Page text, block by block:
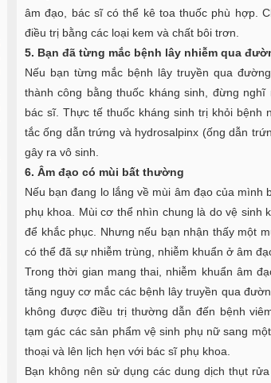
âm đạo, bác sĩ có thể kê toa thuốc phù hợp.
điều trị bằng các loại kem và chất bôi trơn.
5. Bạn đã từng mắc bệnh lây nhiễm qua
Nếu bạn từng mắc bệnh lây truyền qua
thành công bằng thuốc kháng sinh, đừng
bác sĩ. Thực tế thuốc kháng sinh trị khỏi
tắc ống dẫn trứng và hydrosalpinx (ống dẫn
gây ra vô sinh.
6. Âm đạo có mùi bất thường
Nếu bạn đang lo lắng về mùi âm đạo của
phụ khoa. Mùi cơ thể nhìn chung là do vệ sinh
để khắc phục. Nhưng nếu bạn nhận thấy một
có thể đã sự nhiễm trùng, nhiễm khuẩn ở âm
Trong thời gian mang thai, nhiễm khuẩn âm
tăng nguy cơ mắc các bệnh lây truyền qua
không được điều trị thường dẫn đến bệnh
tạm gác các sản phẩm vệ sinh phụ nữ sang
thoại và lên lịch hẹn với bác sĩ phụ khoa.
Bạn không nên sử dụng các dung dịch thụt